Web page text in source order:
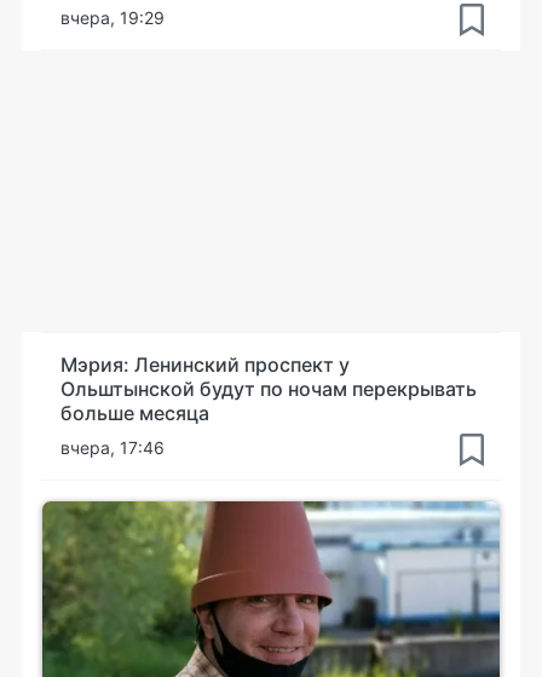
вчера, 19:29
Мэрия: Ленинский проспект у
Ольштынской будут по ночам перекрывать
больше месяца
вчера, 17:46